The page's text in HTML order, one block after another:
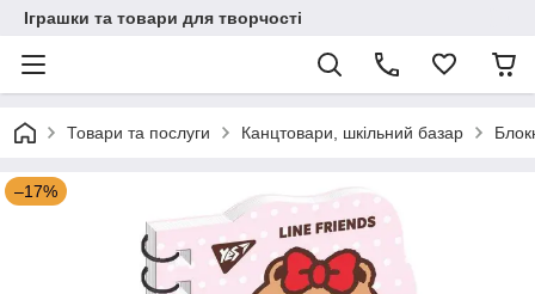
Іграшки та товари для творчості
Товари та послуги Канцтовари, шкільний базар
–17%